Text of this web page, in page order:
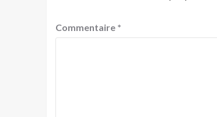
Commentaire *